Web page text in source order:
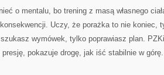
o mentalu, bo trening z masą własnego
Uczy, że porażka to nie koniec,
wymówek, tylko poprawiasz plan.
pokazuje drogę, jak iść stabilnie w górę.